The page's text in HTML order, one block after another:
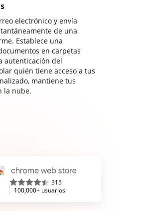
electrónico y envía
de una
Establece una
en carpetas
autenticación del
quién tiene acceso a tus
mantiene tus
la nube.
315
100,000+ usuarios